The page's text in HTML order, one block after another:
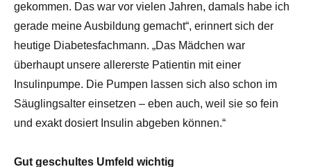
gekommen. Das war vor vielen Jahren, damals habe ich
gerade meine Ausbildung gemacht“, erinnert sich der
heutige Diabetesfachmann. „Das Mädchen war
überhaupt unsere allererste Patientin mit einer
Insulinpumpe. Die Pumpen lassen sich also schon im
Säuglingsalter einsetzen – eben auch, weil sie so fein
und exakt dosiert Insulin abgeben können.“
Gut geschultes Umfeld wichtig